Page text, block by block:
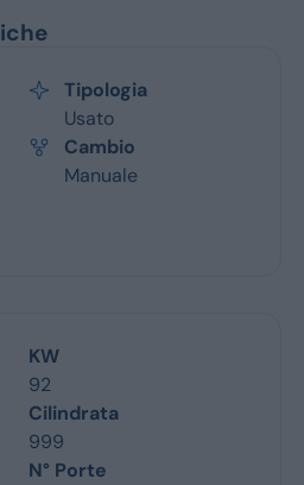
Opel
Vedi tutti i marchi
Tipologia
Usato
Cambio
Manuale
KW
92
Cilindrata
999
N° Porte